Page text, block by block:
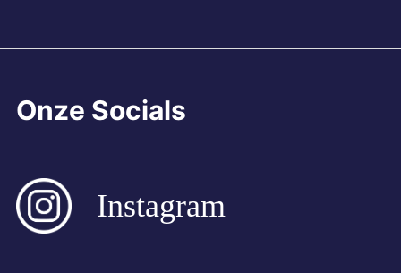
Onze Socials
Instagram